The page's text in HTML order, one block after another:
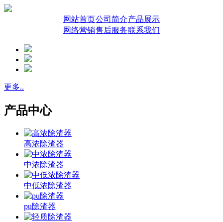
网站首页公司简介产品展示
网络营销售后服务联系我们
更多..
产品中心
高浓除渣器
中浓除渣器
中低浓除渣器
pu除渣器